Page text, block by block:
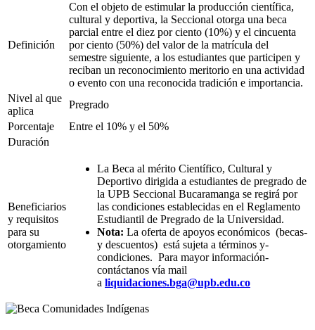
Definición
Con el objeto de estimular la producción científica,
cultural y deportiva, la Seccional otorga una beca
parcial entre el diez por ciento (10%) y el cincuenta
por ciento (50%) del valor de la matrícula del
semestre siguiente, a los estudiantes que participen y
reciban un reconocimiento meritorio en una actividad
o evento con una reconocida tradición e importancia.
Nivel al que
aplica
Pregrado
Porcentaje
Entre el 10% y el 50%
Duración
Beneficiarios
y requisitos
para su
otorgamiento
La Beca al mérito Científico, Cultural y
Deportivo dirigida a estudiantes de pregrado de
la UPB Seccional Bucaramanga se regirá por
las condiciones establecidas en el Reglamento
Estudiantil de Pregrado de la Universidad.
Nota: La oferta ­de ­apoyos­ económicos ­ (becas­
y ­descuentos) ­ está sujeta ­a­ términos­ y­
condiciones. ­ Para mayor­ información­
contáctanos ­vía­ mail
a liquidaciones.bga@upb.edu.co